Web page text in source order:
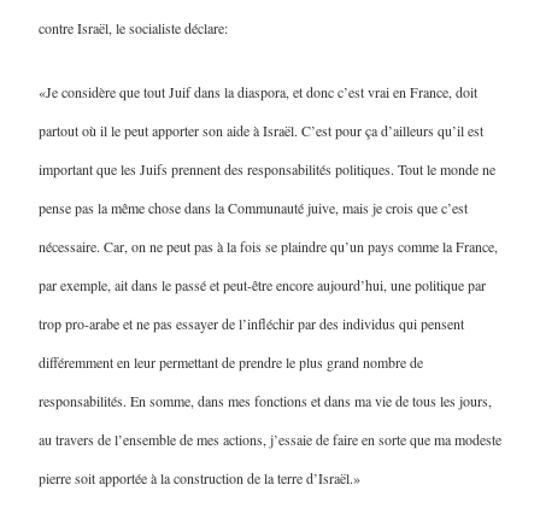
contre Israël, le socialiste déclare:
«Je considère que tout Juif dans la diaspora, et donc c’est vrai en France, doit
partout où il le peut apporter son aide à Israël. C’est pour ça d’ailleurs qu’il est
important que les Juifs prennent des responsabilités politiques. Tout le monde ne
pense pas la même chose dans la Communauté juive, mais je crois que c’est
nécessaire. Car, on ne peut pas à la fois se plaindre qu’un pays comme la France,
par exemple, ait dans le passé et peut-être encore aujourd’hui, une politique par
trop pro-arabe et ne pas essayer de l’infléchir par des individus qui pensent
différemment en leur permettant de prendre le plus grand nombre de
responsabilités. En somme, dans mes fonctions et dans ma vie de tous les jours,
au travers de l’ensemble de mes actions, j’essaie de faire en sorte que ma modeste
pierre soit apportée à la construction de la terre d’Israël.»